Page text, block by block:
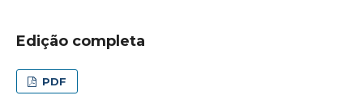
Edição completa
PDF